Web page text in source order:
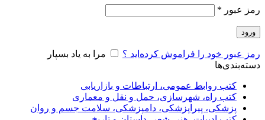
رمز عبور *
ورود
رمز عبور خود را فراموش کرده‌اید ؟
مرا به یاد بسپار
دسته‌بندی‌ها
کتب روابط عمومی، ارتباطات و بازاریابی
کتب راه، شهرسازی، حمل و نقل و معماری
پزشکی، پیراپزشکی، دامپزشکی، سلامت جسم و روان